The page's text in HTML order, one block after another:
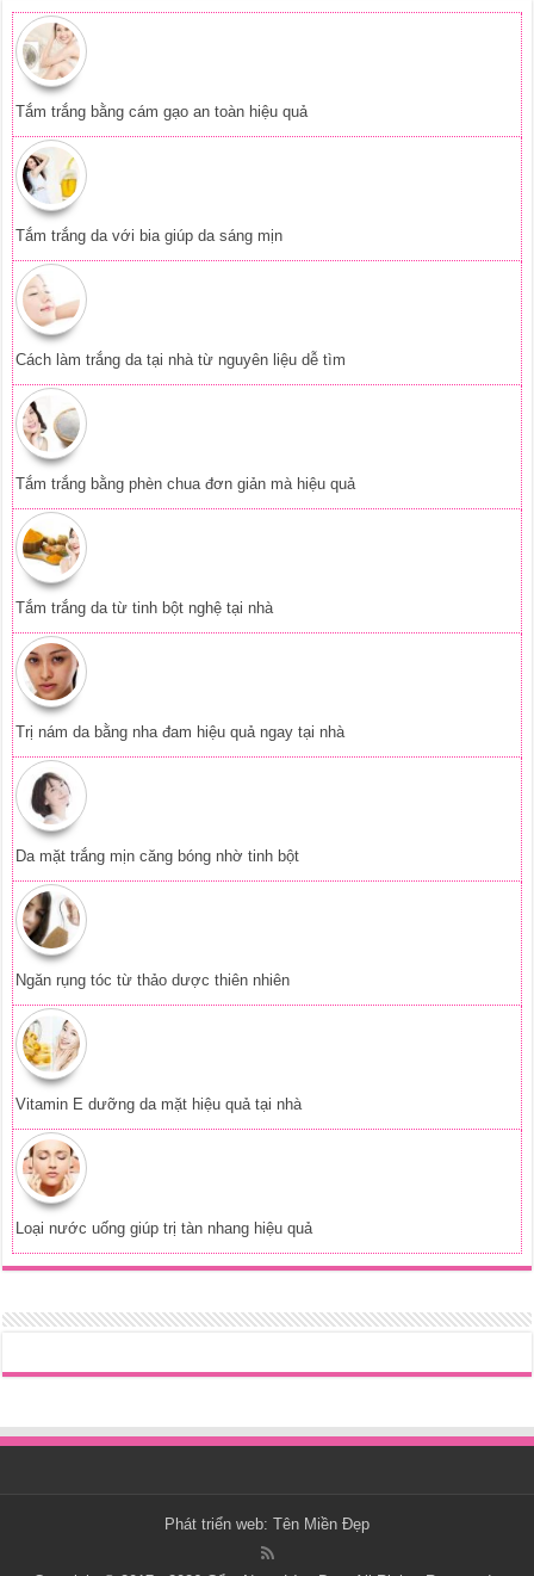
Tắm trắng bằng cám gạo an toàn hiệu quả
Tắm trắng da với bia giúp da sáng mịn
Cách làm trắng da tại nhà từ nguyên liệu dễ tìm
Tắm trắng bằng phèn chua đơn giản mà hiệu quả
Tắm trắng da từ tinh bột nghệ tại nhà
Trị nám da bằng nha đam hiệu quả ngay tại nhà
Da mặt trắng mịn căng bóng nhờ tinh bột
Ngăn rụng tóc từ thảo dược thiên nhiên
Vitamin E dưỡng da mặt hiệu quả tại nhà
Loại nước uống giúp trị tàn nhang hiệu quả
Phát triển web: Tên Miền Đẹp